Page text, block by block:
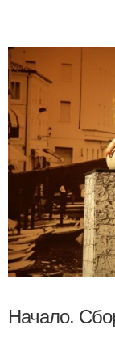
Начало.